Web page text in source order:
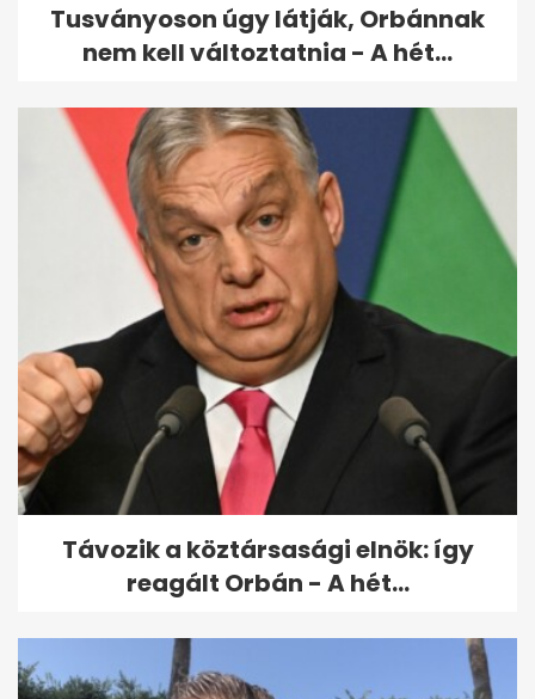
Tusványoson úgy látják, Orbánnak
nem kell változtatnia - A hét...
Távozik a köztársasági elnök: így
reagált Orbán - A hét...